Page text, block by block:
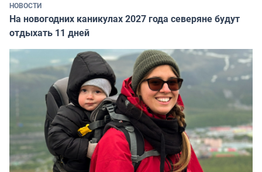
НОВОСТИ
На новогодних каникулах 2027 года северяне будут
отдыхать 11 дней